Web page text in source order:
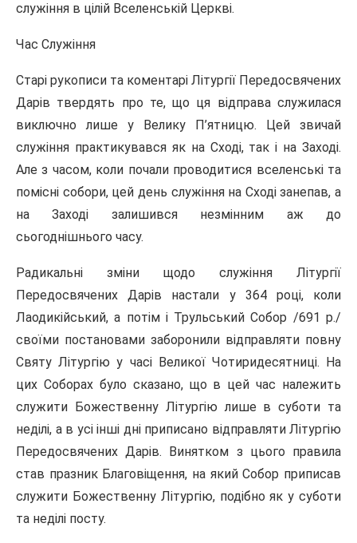
служіння в цілій Вселенській Церкві.
Час Служіння
Старі рукописи та коментарі Літургії Передосвячених
Дарів твердять про те, що ця відправа служилася
виключно лише у Велику П’ятницю. Цей звичай
служіння практикувався як на Сході, так і на Заході.
Але з часом, коли почали проводитися вселенські та
помісні собори, цей день служіння на Сході занепав, а
на Заході залишився незмінним аж до
сьогоднішнього часу.
Радикальні зміни щодо служіння Літургії
Передосвячених Дарів настали у 364 році, коли
Лаодикійський, а потім і Трульський Собор /691 р./
своїми постановами заборонили відправляти повну
Святу Літургію у часі Великої Чотиридесятниці. На
цих Соборах було сказано, що в цей час належить
служити Божественну Літургію лише в суботи та
неділі, а в усі інші дні приписано відправляти Літургію
Передосвячених Дарів. Винятком з цього правила
став празник Благовіщення, на який Собор приписав
служити Божественну Літургію, подібно як у суботи
та неділі посту.